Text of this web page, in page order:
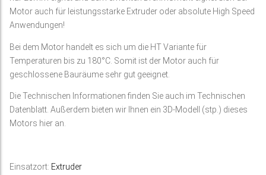
Motor auch für leistungsstarke Extruder oder absolute High Speed
Anwendungen!
Bei dem Motor handelt es sich um die HT Variante für
Temperaturen bis zu 180°C. Somit ist der Motor auch für
geschlossene Bauräume sehr gut geeignet.
Die Technischen Informationen finden Sie auch im Technischen
Datenblatt. Außerdem bieten wir Ihnen ein 3D-Modell (stp.) dieses
Motors hier an.
Einsatzort: Extruder